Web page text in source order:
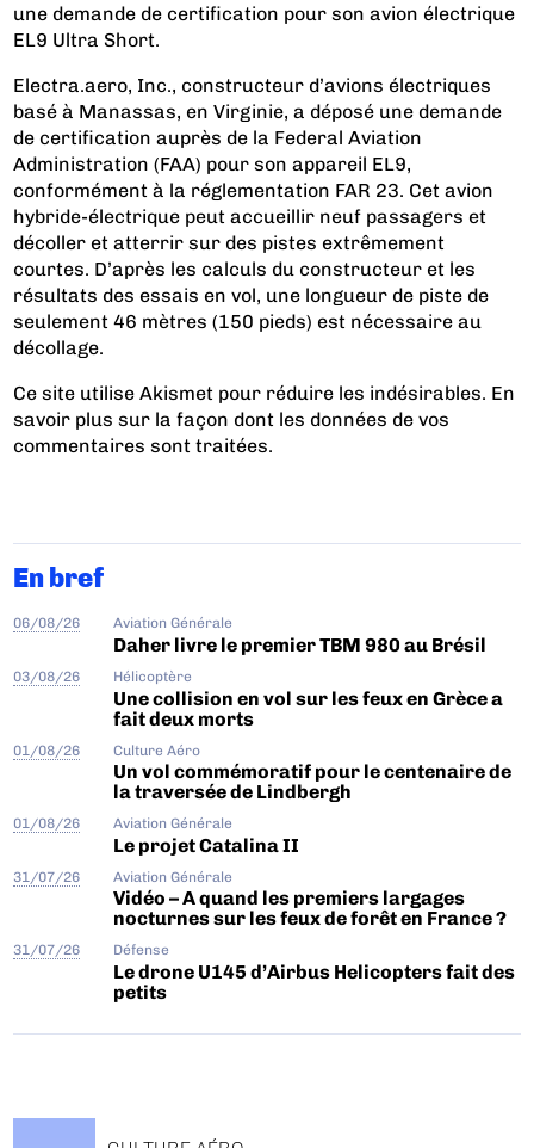
une demande de certification pour son avion électrique
EL9 Ultra Short.
Electra.aero, Inc., constructeur d’avions électriques
basé à Manassas, en Virginie, a déposé une demande
de certification auprès de la Federal Aviation
Administration (FAA) pour son appareil EL9,
conformément à la réglementation FAR 23. Cet avion
hybride-électrique peut accueillir neuf passagers et
décoller et atterrir sur des pistes extrêmement
courtes. D’après les calculs du constructeur et les
résultats des essais en vol, une longueur de piste de
seulement 46 mètres (150 pieds) est nécessaire au
décollage.
Ce site utilise Akismet pour réduire les indésirables. En
savoir plus sur la façon dont les données de vos
commentaires sont traitées.
En bref
06/08/26 Aviation Générale
Daher livre le premier TBM 980 au Brésil
03/08/26 Hélicoptère
Une collision en vol sur les feux en Grèce a
fait deux morts
01/08/26 Culture Aéro
Un vol commémoratif pour le centenaire de
la traversée de Lindbergh
01/08/26 Aviation Générale
Le projet Catalina II
31/07/26 Aviation Générale
Vidéo – A quand les premiers largages
nocturnes sur les feux de forêt en France ?
31/07/26 Défense
Le drone U145 d’Airbus Helicopters fait des
petits